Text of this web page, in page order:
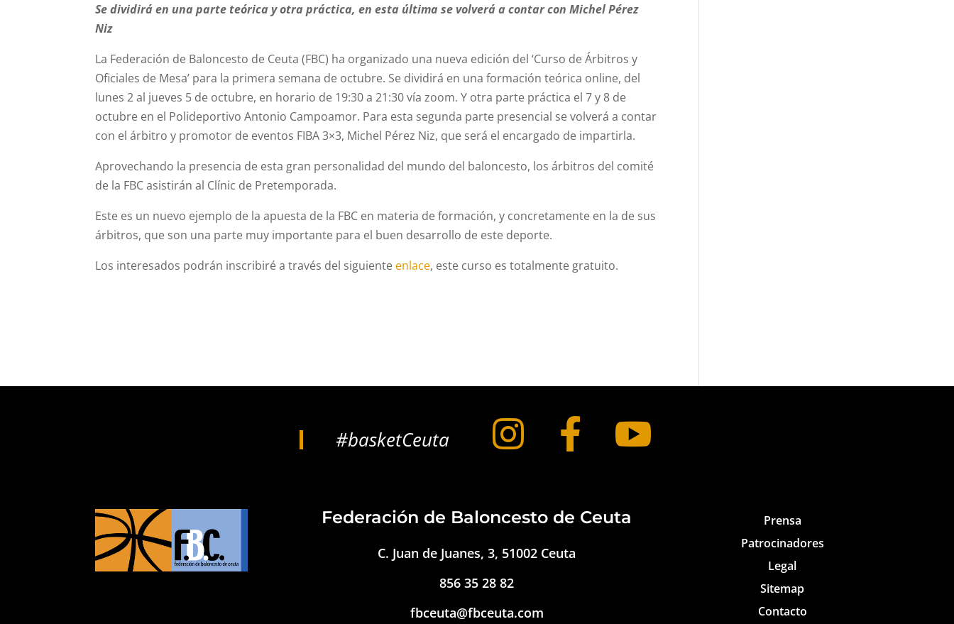
Se dividirá en una parte teórica y otra práctica, en esta última se volverá a contar con Michel Pérez
Niz
La Federación de Baloncesto de Ceuta (FBC) ha organizado una nueva edición del ‘Curso de Árbitros y
Oficiales de Mesa’ para la primera semana de octubre. Se dividirá en una formación teórica online, del
lunes 2 al jueves 5 de octubre, en horario de 19:30 a 21:30 vía zoom. Y otra parte práctica el 7 y 8 de
octubre en el Polideportivo Antonio Campoamor. Para esta segunda parte presencial se volverá a contar
con el árbitro y promotor de eventos FIBA 3×3, Michel Pérez Niz, que será el encargado de impartirla.
Aprovechando la presencia de esta gran personalidad del mundo del baloncesto, los árbitros del comité
de la FBC asistirán al Clínic de Pretemporada.
Este es un nuevo ejemplo de la apuesta de la FBC en materia de formación, y concretamente en la de sus
árbitros, que son una parte muy importante para el buen desarrollo de este deporte.
Los interesados podrán inscribiré a través del siguiente enlace, este curso es totalmente gratuito.
#basketCeuta   
Federación de Baloncesto de Ceuta
C. Juan de Juanes, 3, 51002 Ceuta
856 35 28 82
fbceuta@fbceuta.com
Prensa
Patrocinadores
Legal
Sitemap
Contacto